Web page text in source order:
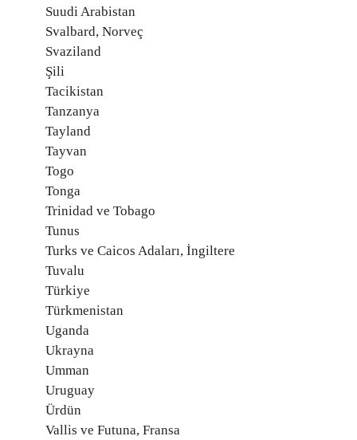
Suudi Arabistan
Svalbard, Norveç
Svaziland
Şili
Tacikistan
Tanzanya
Tayland
Tayvan
Togo
Tonga
Trinidad ve Tobago
Tunus
Turks ve Caicos Adaları, İngiltere
Tuvalu
Türkiye
Türkmenistan
Uganda
Ukrayna
Umman
Uruguay
Ürdün
Vallis ve Futuna, Fransa